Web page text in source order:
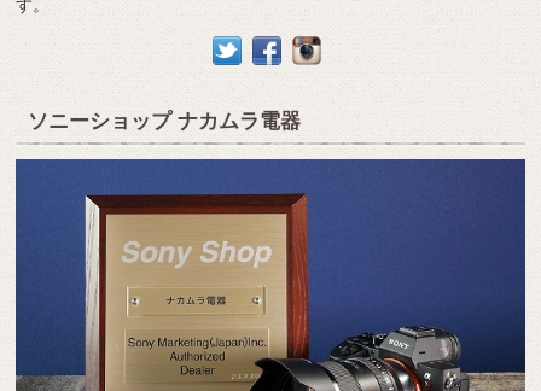
す。
ソニーショップ ナカムラ電器